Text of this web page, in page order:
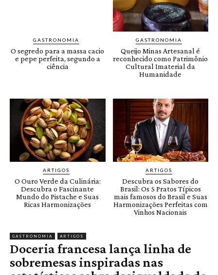
GASTRONOMIA
O segredo para a massa cacio
e pepe perfeita, segundo a
ciência
GASTRONOMIA
Queijo Minas Artesanal é
reconhecido como Patrimônio
Cultural Imaterial da
Humanidade
ARTIGOS
O Ouro Verde da Culinária:
Descubra o Fascinante
Mundo do Pistache e Suas
Ricas Harmonizações
ARTIGOS
Descubra os Sabores do
Brasil: Os 5 Pratos Típicos
mais famosos do Brasil e Suas
Harmonizações Perfeitas com
Vinhos Nacionais